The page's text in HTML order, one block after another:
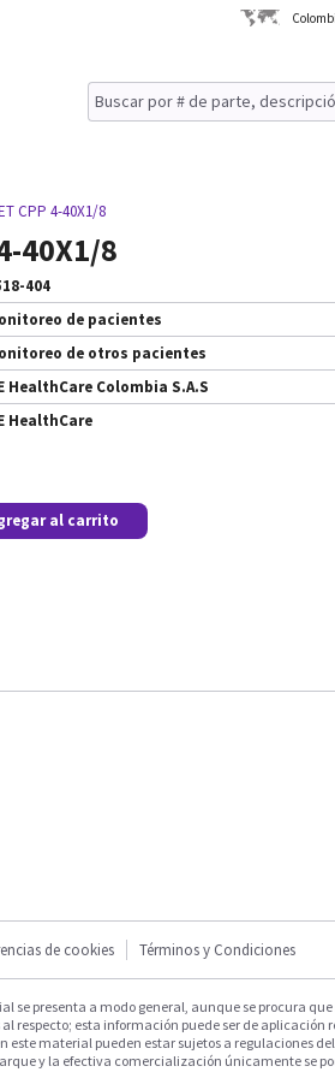
CPP 4-40X1/8
40X1/8
404
de pacientes
de otros pacientes
HealthCare Colombia S.A.S
HealthCare
al carrito
de cookies Términos y Condiciones
se presenta a modo general, aunque se procura
respecto; esta información puede ser de aplicación
este material pueden estar sujetos a regulaciones
y la efectiva comercialización únicamente se